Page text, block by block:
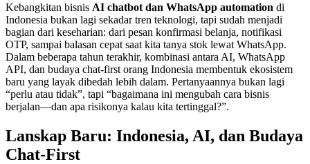
Kebangkitan bisnis AI chatbot dan WhatsApp automation di
Indonesia bukan lagi sekadar tren teknologi, tapi sudah menjadi
bagian dari keseharian: dari pesan konfirmasi belanja, notifikasi
OTP, sampai balasan cepat saat kita tanya stok lewat WhatsApp.
Dalam beberapa tahun terakhir, kombinasi antara AI, WhatsApp
API, dan budaya chat-first orang Indonesia membentuk ekosistem
baru yang layak dibedah lebih dalam. Pertanyaannya bukan lagi
“perlu atau tidak”, tapi “bagaimana ini mengubah cara bisnis
berjalan—dan apa risikonya kalau kita tertinggal?”.
Lanskap Baru: Indonesia, AI, dan Budaya
Chat-First